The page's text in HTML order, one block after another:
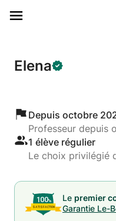
Elena
Depuis octobre
Professeur depuis
1 élève régulier
Le choix privilégié
Le premier
Garantie Le-